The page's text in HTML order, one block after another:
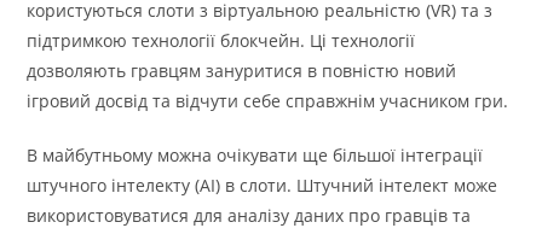
користуються слоти з віртуальною реальністю (VR) та з
підтримкою технології блокчейн. Ці технології
дозволяють гравцям зануритися в повністю новий
ігровий досвід та відчути себе справжнім учасником гри.
В майбутньому можна очікувати ще більшої інтеграції
штучного інтелекту (AI) в слоти. Штучний інтелект може
використовуватися для аналізу даних про гравців та